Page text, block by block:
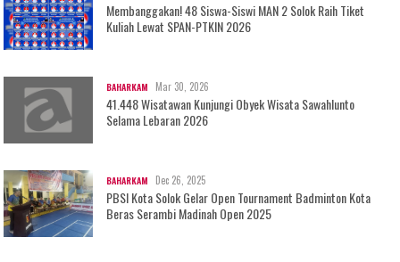
Membanggakan! 48 Siswa-Siswi MAN 2 Solok Raih Tiket
Kuliah Lewat SPAN-PTKIN 2026
BAHARKAM Mar 30, 2026
41.448 Wisatawan Kunjungi Obyek Wisata Sawahlunto
Selama Lebaran 2026
BAHARKAM Dec 26, 2025
PBSI Kota Solok Gelar Open Tournament Badminton Kota
Beras Serambi Madinah Open 2025